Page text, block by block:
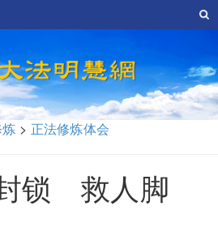
> 正法修炼体会
锁 救人脚